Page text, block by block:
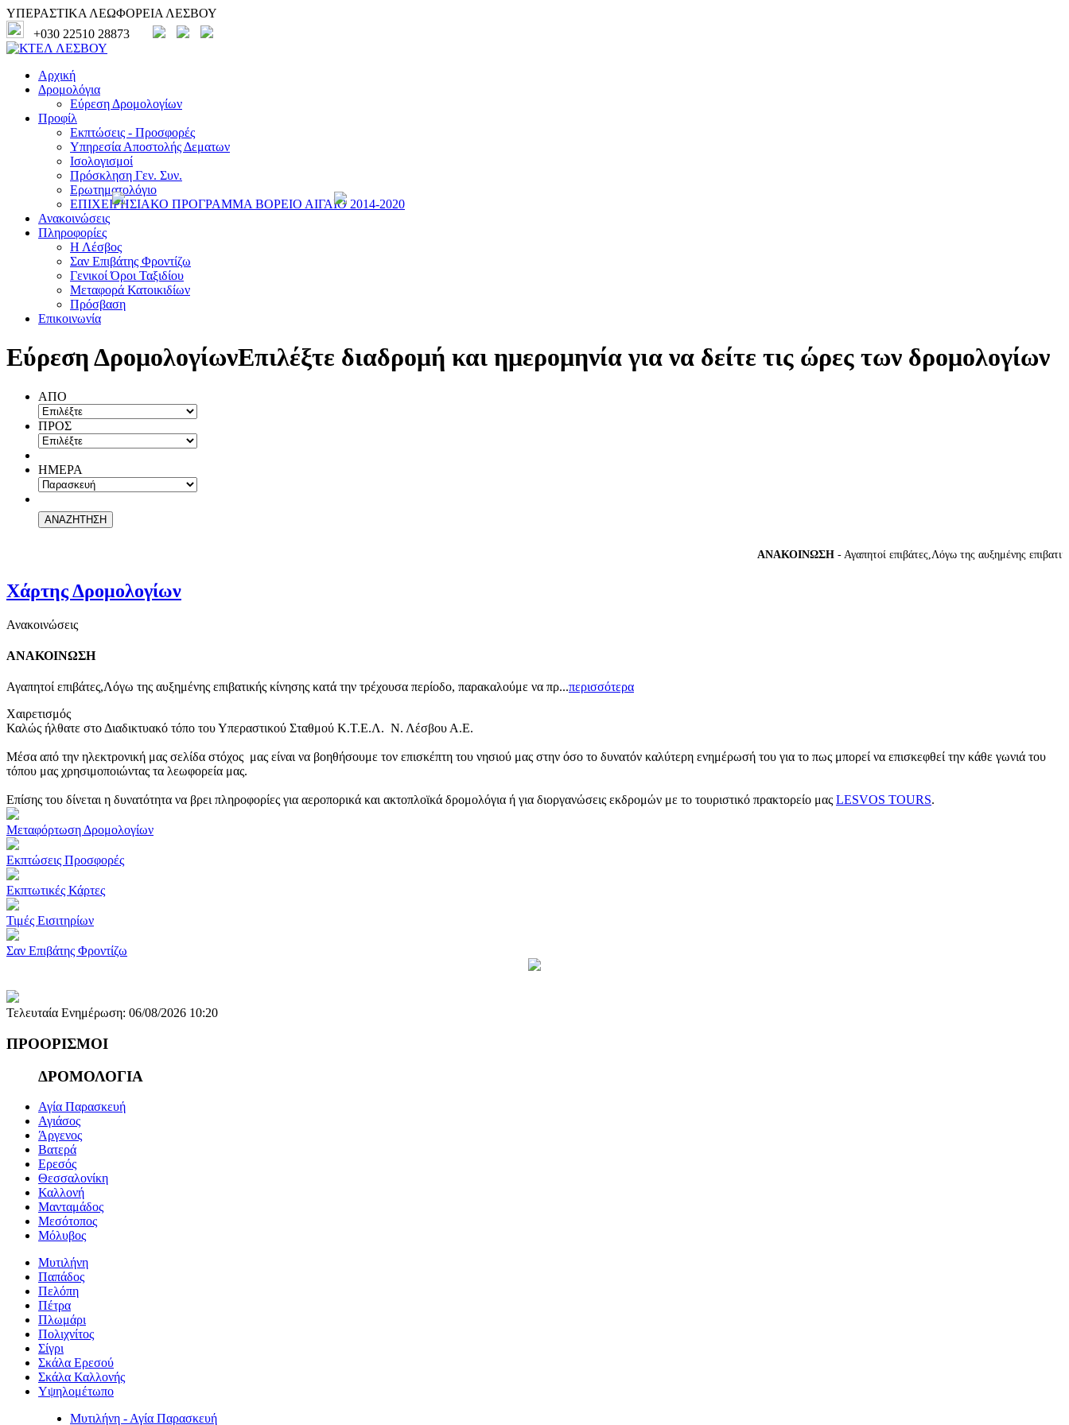
ΥΠΕΡΑΣΤΙΚΑ ΛΕΩΦΟΡΕΙΑ ΛΕΣΒΟΥ
+030 22510 28873
Αρχική
Δρομολόγια
Εύρεση Δρομολογίων
Προφίλ
Εκπτώσεις - Προσφορές
Υπηρεσία Αποστολής Δεματων
Ισολογισμοί
Πρόσκληση Γεν. Συν.
Ερωτηματολόγιο
ΕΠΙΧΕΙΡΗΣΙΑΚΟ ΠΡΟΓΡΑΜΜΑ ΒΟΡΕΙΟ ΑΙΓΑΙΟ 2014-2020
Ανακοινώσεις
Πληροφορίες
Η Λέσβος
Σαν Επιβάτης Φροντίζω
Γενικοί Όροι Ταξιδίου
Μεταφορά Κατοικιδίων
Πρόσβαση
Επικοινωνία
Εύρεση ΔρομολογίωνΕπιλέξτε διαδρομή και ημερομηνία για να δείτε τις ώρες των δρομολογίων
ΑΠΟ
ΠΡΟΣ
ΗΜΕΡΑ
ΑΝΑΚΟΙΝΩΣΗ- Αγαπητοί επιβάτες,Λόγω της αυξημένης επιβατικής
Χάρτης Δρομολογίων
Ανακοινώσεις
ΑΝΑΚΟΙΝΩΣΗ
Αγαπητοί επιβάτες,Λόγω της αυξημένης επιβατικής κίνησης κατά την τρέχουσα περίοδο, παρακαλούμε να πρ...περισσότερα
Χαιρετισμός
Καλώς ήλθατε στο Διαδικτυακό τόπο του Υπεραστικού Σταθμού Κ.Τ.Ε.Λ. Ν. Λέσβου Α.Ε.
Μέσα από την ηλεκτρονική μας σελίδα στόχος μας είναι να βοηθήσουμε τον επισκέπτη του νησιού μας στην όσο το δυνατόν καλύτερη ενημέρωσή του για το πως μπορεί να επισκεφθεί την κάθε γωνιά του
τόπου μας χρησιμοποιώντας τα λεωφορεία μας.
Επίσης του δίνεται η δυνατότητα να βρει πληροφορίες για αεροπορικά και ακτοπλοϊκά δρομολόγια ή για διοργανώσεις εκδρομών με το τουριστικό πρακτορείο μας LESVOS TOURS.
Μεταφόρτωση Δρομολογίων
Εκπτώσεις Προσφορές
Εκπτωτικές Κάρτες
Τιμές Εισιτηρίων
Σαν Επιβάτης Φροντίζω
Τελευταία Ενημέρωση: 06/08/2026 10:20
ΠΡΟΟΡΙΣΜΟΙ
ΔΡΟΜΟΛΟΓΙΑ
Αγία Παρασκευή
Αγιάσος
Άργενος
Βατερά
Ερεσός
Θεσσαλονίκη
Καλλονή
Μανταμάδος
Μεσότοπος
Μόλυβος
Μυτιλήνη
Παπάδος
Πελόπη
Πέτρα
Πλωμάρι
Πολιχνίτος
Σίγρι
Σκάλα Ερεσού
Σκάλα Καλλονής
Υψηλομέτωπο
Μυτιλήνη - Αγία Παρασκευή